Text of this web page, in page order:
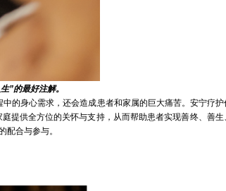
”的最好注解。
的身心需求，还会造成患者和家属的巨大痛苦。安宁疗护
提供全方位的关怀与支持，从而帮助患者实现善终、善生
配合与参与。